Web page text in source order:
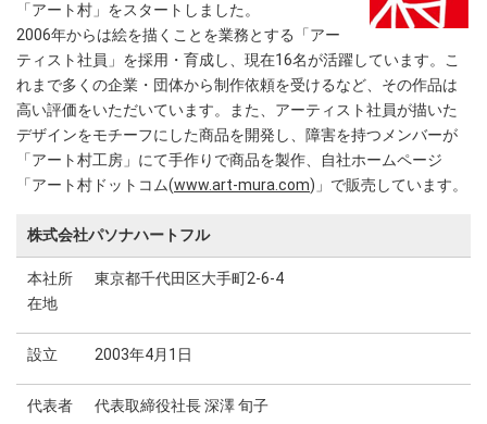
「アート村」をスタートしました。
2006年からは絵を描くことを業務とする「アー
ティスト社員」を採用・育成し、現在16名が活躍しています。こ
れまで多くの企業・団体から制作依頼を受けるなど、その作品は
高い評価をいただいています。また、アーティスト社員が描いた
デザインをモチーフにした商品を開発し、障害を持つメンバーが
「アート村工房」にて手作りで商品を製作、自社ホームページ
「アート村ドットコム(www.art-mura.com)」で販売しています。
株式会社パソナハートフル
本社所
在地
東京都千代田区大手町2-6-4
設立 2003年4月1日
代表者 代表取締役社長 深澤 旬子